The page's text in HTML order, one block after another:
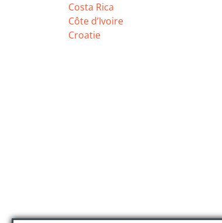
Costa Rica
Côte d’Ivoire
Croatie